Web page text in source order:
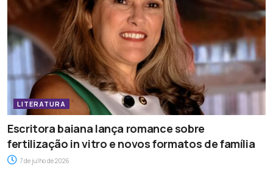
LITERATURA
Escritora baiana lança romance sobre
fertilização in vitro e novos formatos de família
7 de julho de 2026